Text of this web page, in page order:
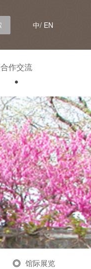
中/ EN
合作交流
馆际展览